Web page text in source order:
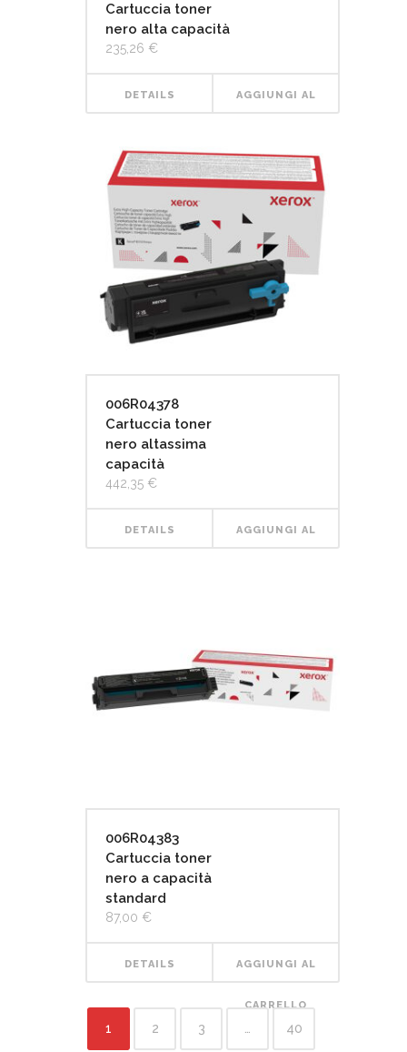
Cartuccia toner
nero alta capacità
235,26 €
DETAILS AGGIUNGI AL
006R04378
Cartuccia toner
nero altassima
capacità
442,35 €
DETAILS AGGIUNGI AL
006R04383
Cartuccia toner
nero a capacità
standard
87,00 €
DETAILS AGGIUNGI AL
CARRELLO
1 2 3 40